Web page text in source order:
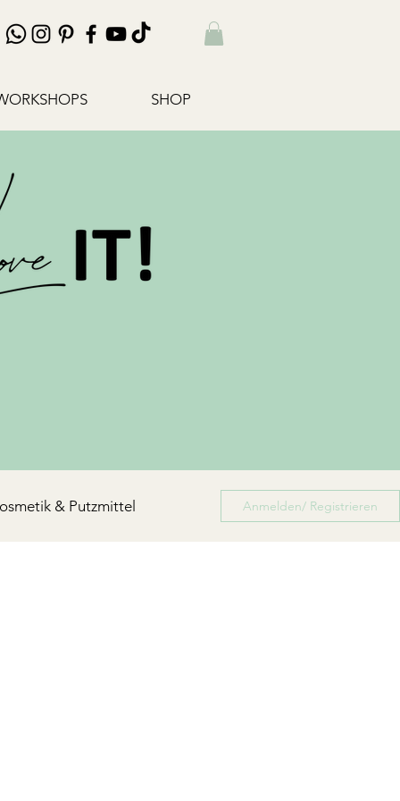
SHOP
& Putzmittel Anmelden/ Registrieren